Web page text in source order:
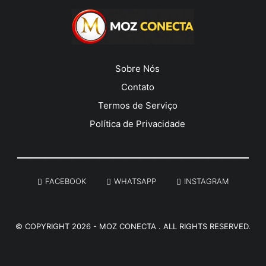
Sobre Nós
Contato
Termos de Serviço
Política de Privacidade
FACEBOOK WHATSAPP INSTAGRAM
© COPYRIGHT 2026 - MOZ CONECTA . ALL RIGHTS RESERVED.